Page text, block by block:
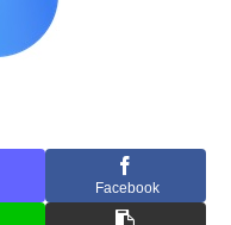
Facebook